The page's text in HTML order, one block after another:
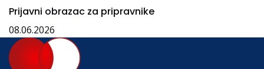
Prijavni obrazac za pripravnike
08.06.2026